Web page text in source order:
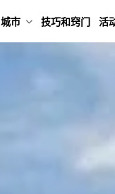
城市 技巧和窍门 活